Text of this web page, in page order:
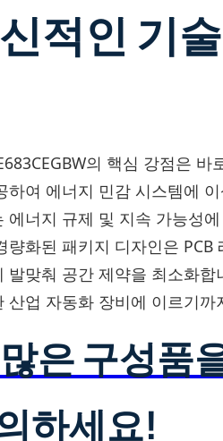
적인 기
의 핵심 강점은
하여 에너지 민감 시스템에
에너지 규제 및 지속 가능성
량화된 패키지 디자인은
발맞춰 공간 제약을 최소화
산업 자동화 장비에 이르기
은 구성품
하세요!